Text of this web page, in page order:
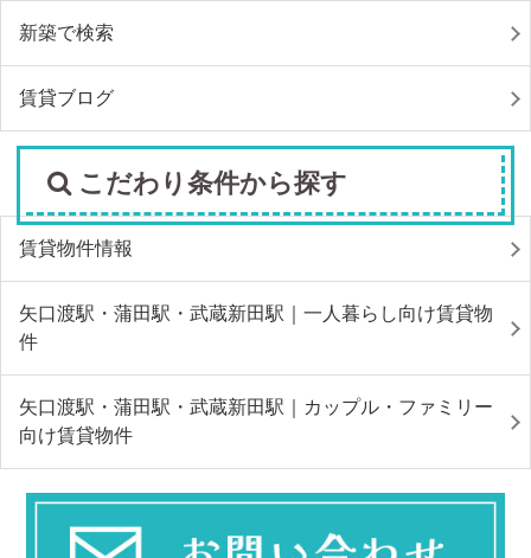
新築で検索
賃貸ブログ
こだわり条件から探す
賃貸物件情報
矢口渡駅・蒲田駅・武蔵新田駅｜一人暮らし向け賃貸物
件
矢口渡駅・蒲田駅・武蔵新田駅｜カップル・ファミリー
向け賃貸物件